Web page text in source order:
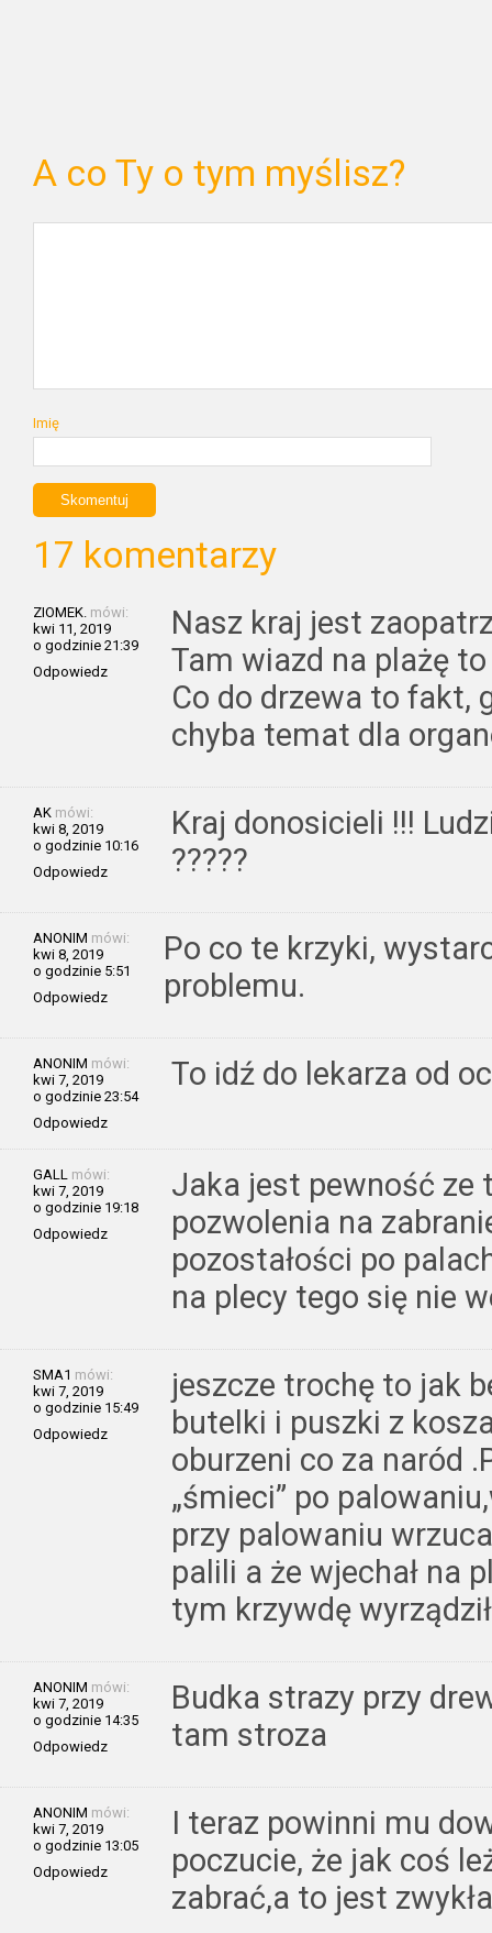
A co Ty o tym myślisz?
Imię
17 komentarzy
ZIOMEK. mówi:
kwi 11, 2019
o godzinie 21:39
Odpowiedz
Nasz kraj jest
Tam wiazd na plażę
Co do drzewa to fakt,
chyba temat dla
AK mówi:
kwi 8, 2019
o godzinie 10:16
Odpowiedz
Kraj donosicieli !!!
?????
ANONIM mówi:
kwi 8, 2019
o godzinie 5:51
Odpowiedz
Po co te krzyki,
problemu.
ANONIM mówi:
kwi 7, 2019
o godzinie 23:54
Odpowiedz
To idź do lekarza od
GALL mówi:
kwi 7, 2019
o godzinie 19:18
Odpowiedz
Jaka jest pewność ze
pozwolenia na
pozostałości po
na plecy tego się nie
SMA1 mówi:
kwi 7, 2019
o godzinie 15:49
Odpowiedz
jeszcze trochę to jak
butelki i puszki z
oburzeni co za naród
„śmieci” po
przy palowaniu
palili a że wjechał na
tym krzywdę wyrządził
ANONIM mówi:
kwi 7, 2019
o godzinie 14:35
Odpowiedz
Budka strazy przy
tam stroza
ANONIM mówi:
kwi 7, 2019
o godzinie 13:05
Odpowiedz
I teraz powinni mu
poczucie, że jak coś
zabrać,a to jest